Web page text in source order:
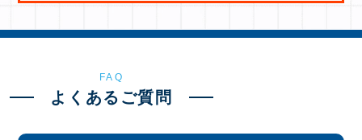
FAQ
よくあるご質問